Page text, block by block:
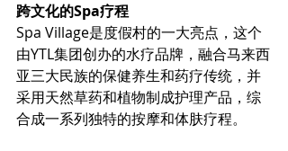
跨文化的Spa疗程
Spa Village是度假村的一大亮点，这个
由YTL集团创办的水疗品牌，融合马来西
亚三大民族的保健养生和药疗传统，并
采用天然草药和植物制成护理产品，综
合成一系列独特的按摩和体肤疗程。